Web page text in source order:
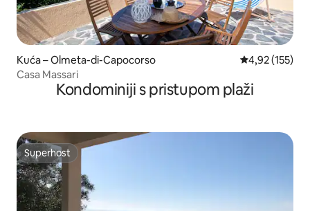
Kuća – Olmeta-di-Capocorso Prosječna
4,92 (155)
Casa Massari
Kondominiji s pristupom plaži
Superhost
Superhost